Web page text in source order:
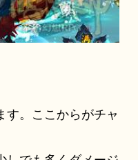
す。ここからがチャ